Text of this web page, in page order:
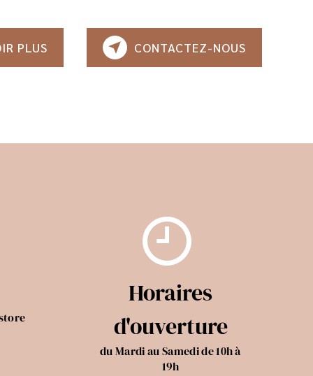
PLUS CONTACTEZ-NOUS
Horaires
d'ouverture
du Mardi au Samedi de 10h à
19h